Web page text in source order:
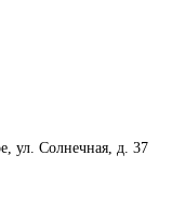
ул. Солнечная, д. 37